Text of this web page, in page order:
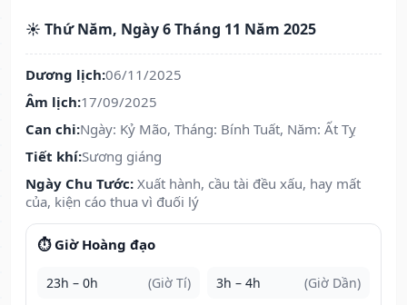
☀️ Thứ Năm, Ngày 6 Tháng 11 Năm 2025
Dương lịch:06/11/2025
Âm lịch:17/09/2025
Can chi:Ngày: Kỷ Mão, Tháng: Bính Tuất, Năm: Ất Tỵ
Tiết khí:Sương giáng
Ngày Chu Tước: Xuất hành, cầu tài đều xấu, hay mất
của, kiện cáo thua vì đuối lý
⏱️ Giờ Hoàng đạo
23h – 0h (Giờ Tí) 3h – 4h (Giờ Dần)